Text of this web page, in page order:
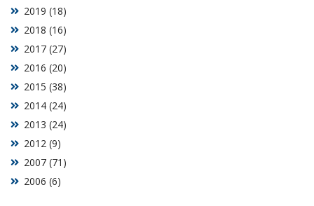
2006 (6)
2007 (71)
2012 (9)
2013 (24)
2014 (24)
2015 (38)
2016 (20)
2017 (27)
2018 (16)
2019 (18)